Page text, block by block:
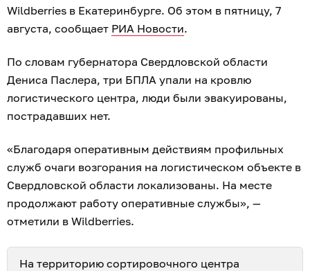
Wildberries в Екатеринбурге. Об этом в пятницу, 7
августа, сообщает РИА Новости.
По словам губернатора Свердловской области
Дениса Паслера, три БПЛА упали на кровлю
логистического центра, люди были эвакуированы,
пострадавших нет.
«Благодаря оперативным действиям профильных
служб очаги возгорания на логистическом объекте в
Свердловской области локализованы. На месте
продолжают работу оперативные службы», —
отметили в Wildberries.
На территорию сортировочного центра